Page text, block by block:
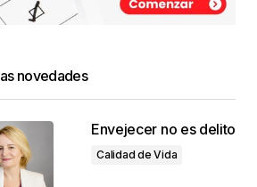
novedades
Envejecer no es delito
Calidad de Vida